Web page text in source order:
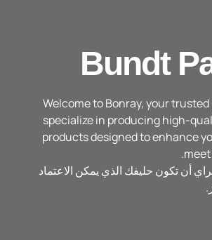
Bundt
Welcome to Bonray, your
specialize in producing high-
products designed to enhance
أن تكون حليفك الذي يمكن الاعتماد